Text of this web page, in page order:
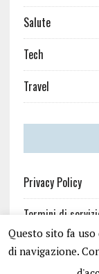
Salute
Tech
Travel
Privacy Policy
Termini di
Questo sito fa
di navigazione.